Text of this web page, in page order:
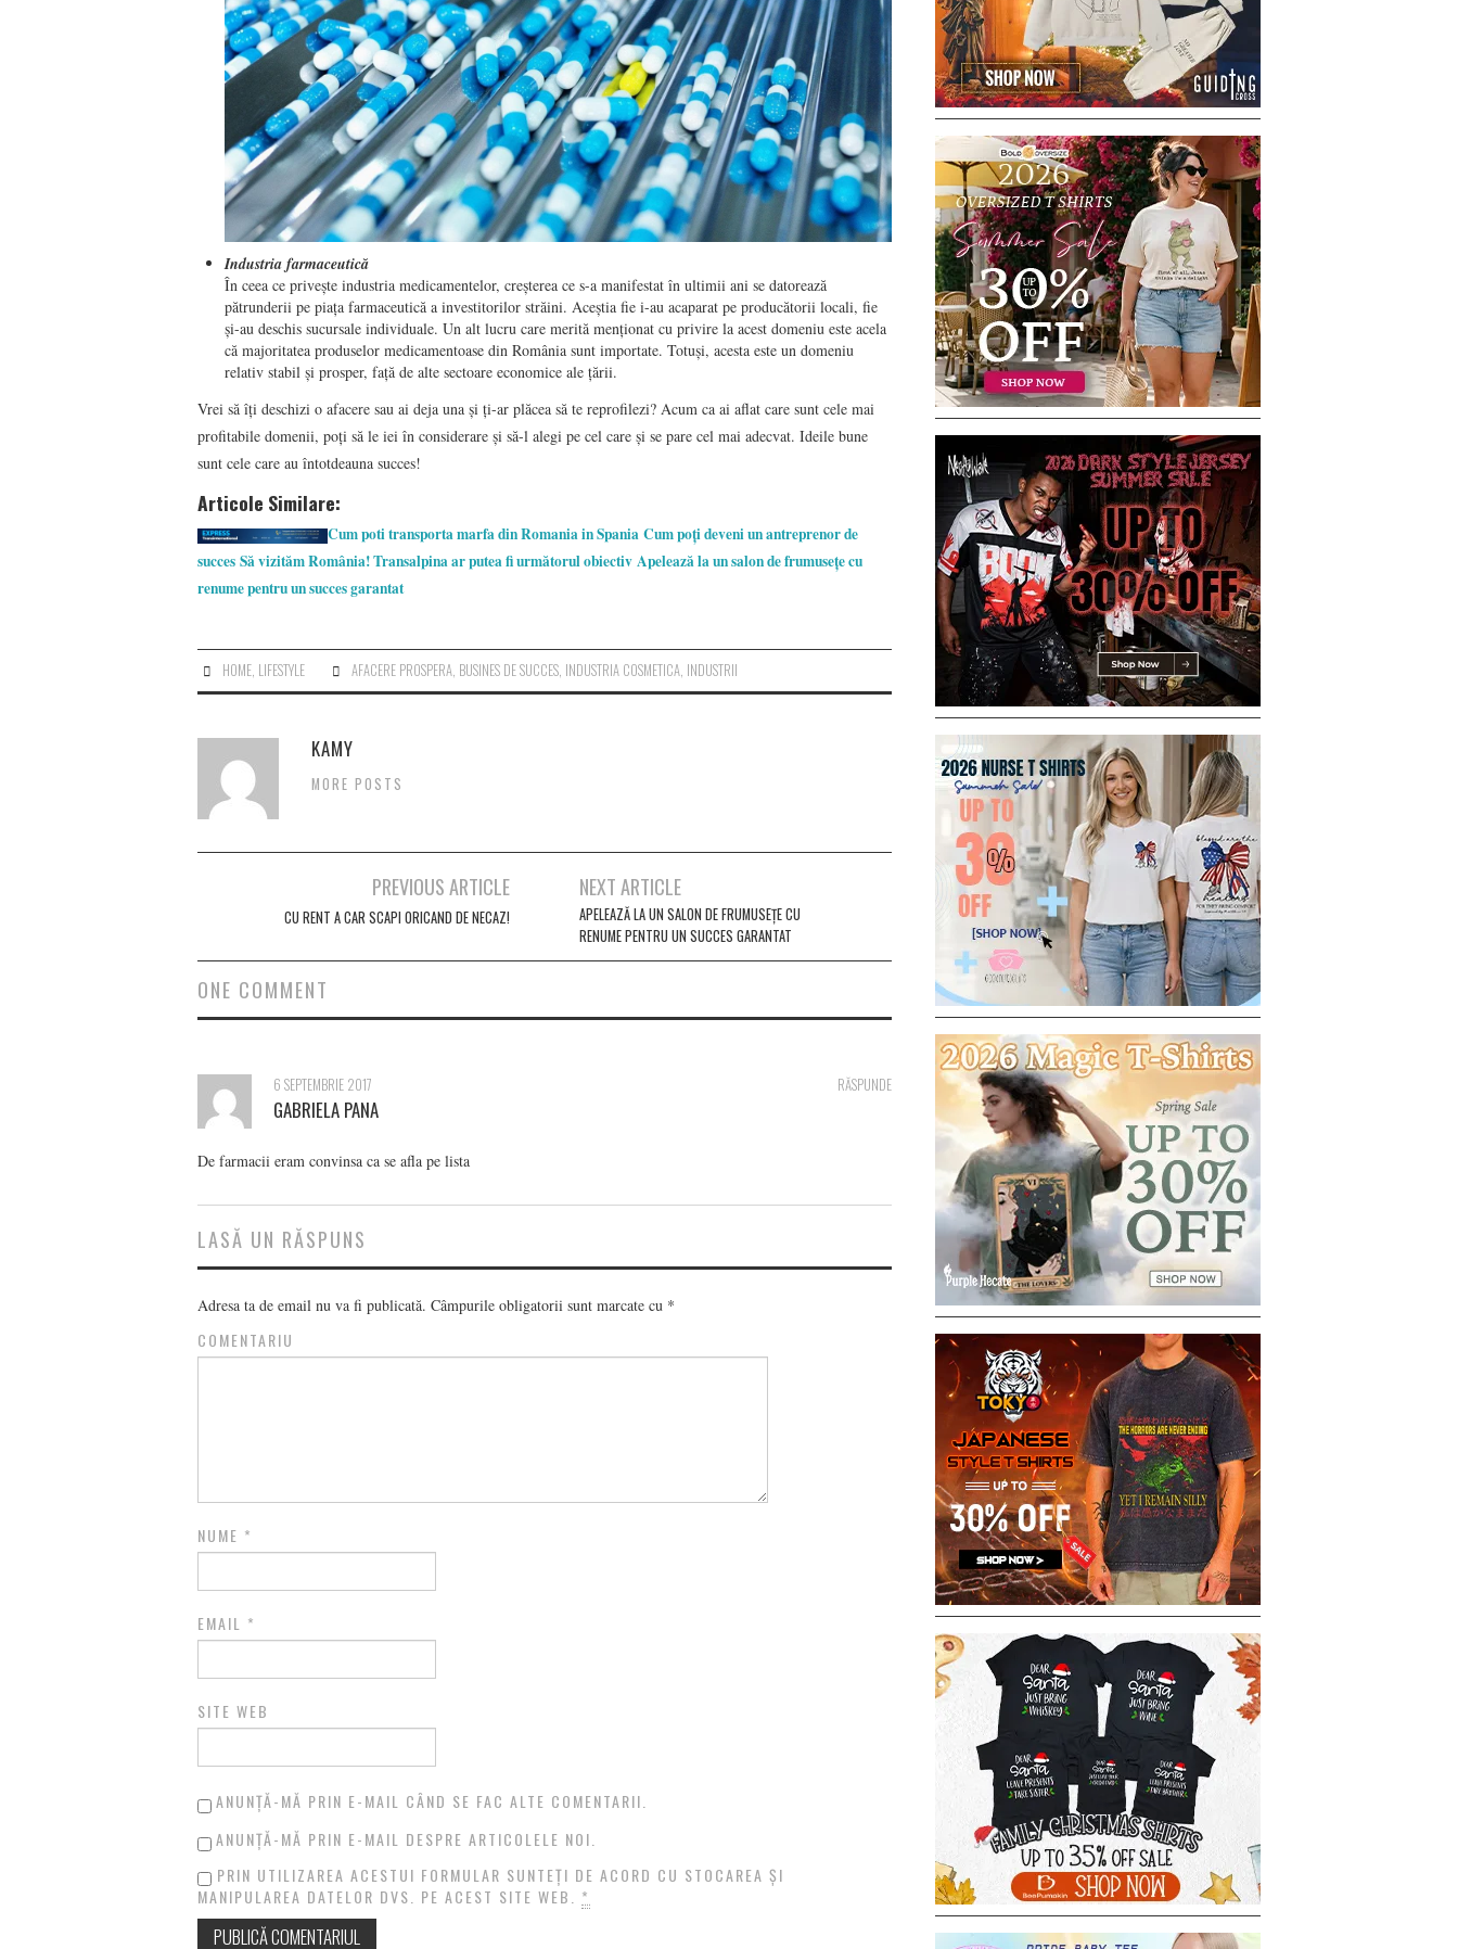
Industria farmaceutică
În ceea ce privește industria medicamentelor, creșterea ce s-a manifestat în ultimii ani se datorează
pătrunderii pe piața farmaceutică a investitorilor străini. Aceștia fie i-au acaparat pe producătorii locali, fie
și-au deschis sucursale individuale. Un alt lucru care merită menționat cu privire la acest domeniu este acela
că majoritatea produselor medicamentoase din România sunt importate. Totuși, acesta este un domeniu
relativ stabil și prosper, față de alte sectoare economice ale țării.
Vrei să îți deschizi o afacere sau ai deja una și ți-ar plăcea să te reprofilezi? Acum ca ai aflat care sunt cele mai
profitabile domenii, poți să le iei în considerare și să-l alegi pe cel care și se pare cel mai adecvat. Ideile bune
sunt cele care au întotdeauna succes!
Articole Similare:
Cum poti transporta marfa din Romania in Spania Cum poți deveni un antreprenor de
succes Să vizităm România! Transalpina ar putea fi următorul obiectiv Apelează la un salon de frumusețe cu
renume pentru un succes garantat
HOME LIFESTYLE AFACERE PROSPERA BUSINES DE SUCCES INDUSTRIA COSMETICA INDUSTRII
KAMY
MORE POSTS
navigation
PREVIOUS ARTICLE
CU RENT A CAR SCAPI ORICAND DE NECAZ!
NEXT ARTICLE
APELEAZĂ LA UN SALON DE FRUMUSEȚE CU
RENUME PENTRU UN SUCCES GARANTAT
ONE COMMENT
RĂSPUNDE
6 SEPTEMBRIE 2017
GABRIELA PANA
De farmacii eram convinsa ca se afla pe lista
LASĂ UN RĂSPUNS
Adresa ta de email nu va fi publicată. Câmpurile obligatorii sunt marcate cu *
COMENTARIU
NUME *
EMAIL *
SITE WEB
ANUNȚĂ-MĂ PRIN E-MAIL CÂND SE FAC ALTE COMENTARII.
ANUNȚĂ-MĂ PRIN E-MAIL DESPRE ARTICOLELE NOI.
PRIN UTILIZAREA ACESTUI FORMULAR SUNTEȚI DE ACORD CU STOCAREA ȘI
MANIPULAREA DATELOR DVS. PE ACEST SITE WEB. *